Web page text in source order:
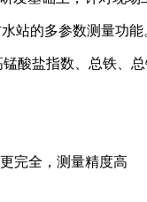
站的多参数测量功能
锰酸盐指数、总铁、
完全，测量精度高